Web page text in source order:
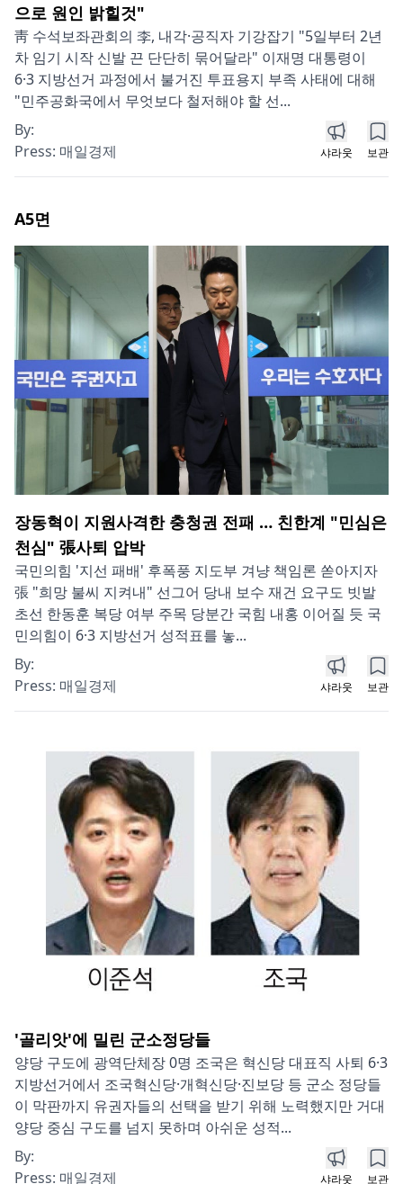
으로 원인 밝힐것"
靑 수석보좌관회의 李, 내각·공직자 기강잡기 "5일부터 2년
차 임기 시작 신발 끈 단단히 묶어달라" 이재명 대통령이
6·3 지방선거 과정에서 불거진 투표용지 부족 사태에 대해
"민주공화국에서 무엇보다 철저해야 할 선...
By:
Press: 매일경제 샤라웃 보관
A5면
장동혁이 지원사격한 충청권 전패 … 친한계 "민심은
천심" 張사퇴 압박
국민의힘 '지선 패배' 후폭풍 지도부 겨냥 책임론 쏟아지자
張 "희망 불씨 지켜내" 선그어 당내 보수 재건 요구도 빗발
초선 한동훈 복당 여부 주목 당분간 국힘 내홍 이어질 듯 국
민의힘이 6·3 지방선거 성적표를 놓...
By:
Press: 매일경제 샤라웃 보관
'골리앗'에 밀린 군소정당들
양당 구도에 광역단체장 0명 조국은 혁신당 대표직 사퇴 6·3
지방선거에서 조국혁신당·개혁신당·진보당 등 군소 정당들
이 막판까지 유권자들의 선택을 받기 위해 노력했지만 거대
양당 중심 구도를 넘지 못하며 아쉬운 성적...
By:
Press: 매일경제 샤라웃 보관